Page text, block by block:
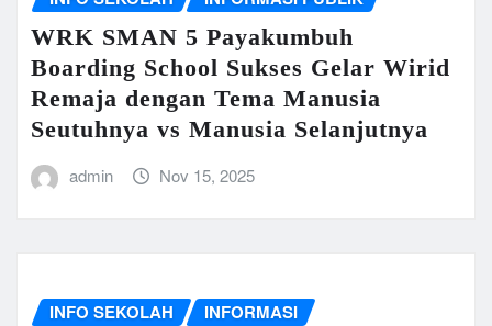
WRK SMAN 5 Payakumbuh
Boarding School Sukses Gelar Wirid
Remaja dengan Tema Manusia
Seutuhnya vs Manusia Selanjutnya
admin Nov 15, 2025
INFO SEKOLAH
INFORMASI